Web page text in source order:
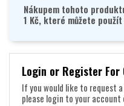
Nákupem tohoto
1 Kč, které můžete
Login or Register
If you would like to request
please login to your